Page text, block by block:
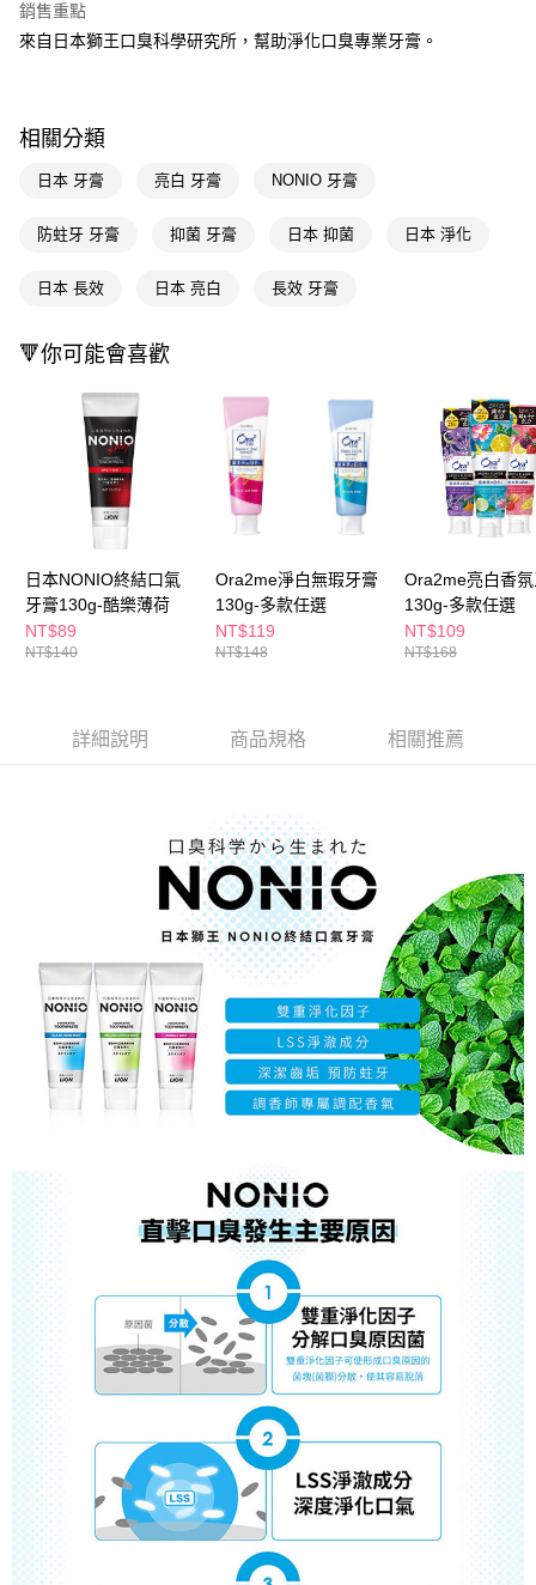
便利好安心！
１．簡單：不需註冊會員、不需綁卡、不需儲值。
２．便利：只要手機號碼，簡訊認證，即可結帳。
３．安心：先確認商品／服務後，再付款。
【「AFTEE先享後付」結帳流程】
結帳頁面，進行簡訊認證並確認金額後，即可完成結帳。
２．訂單成立數日內，您將收到繳費通知簡訊。
ATM／網路銀行／等多元方式進行付款，方視為交易完成。
※ 請注意：結帳手續完成當下不需立刻繳費，但若您需要取消訂單，請聯絡
後付繳納相關費用。
※ 交易是否成功請以「AFTEE先享後付 」之結帳頁面顯示為準，若有關於
是否繳費成功／繳費後需取消欲退款等相關疑問，請聯繫「AFTEE先享後付
客戶支援中心」https://netprotections.freshdesk.com/support/home
【注意事項】
１．透過由恩沛科技股份有限公司提供之「AFTEE先享後付」服務完成之交
權轉讓予恩沛科技股份有限公司。
２．關於個人資料處理事宜，請瀏覽以下網址：
https://aftee.tw/terms/#terms3
３．未成年的使用者請事先徵得法定代理人或監護人之同意方可使用
時審查核予不同之上限額度；若仍有額度不足之情形，本公司將視審查結果
請求用戶進行身份認證。
每筆NT$65，滿NT$390(含以上)免運費
付款後全家取貨
萊爾富取貨付款
付款後萊爾富取貨
每筆NT$65，滿NT$490(含以上)免運費
7-11取貨付款
每筆NT$65，滿NT$490(含以上)免運費
付款後7-11取貨
每筆NT$65，滿NT$490(含以上)免運費
宅配(本島)
付款後寶雅門市自取(由倉庫統一出貨)
銷售重點
來自日本獅王口臭科學研究所，幫助淨化口臭專業牙膏。
相關分類
日本 牙膏 亮白 牙膏 NONIO 牙膏
防蛀牙 牙膏 抑菌 牙膏 日本 抑菌 日本 淨化
日本 長效 日本 亮白 長效 牙膏
🔻你可能會喜歡
日本NONIO終結口氣
牙膏130g-酷樂薄荷
NT$89
NT$140
Ora2me淨白無瑕牙膏
130g-多款任選
NT$119
NT$148
Ora2me亮白香
130g-多款任選
NT$109
NT$168
詳細說明 商品規格 相關推薦